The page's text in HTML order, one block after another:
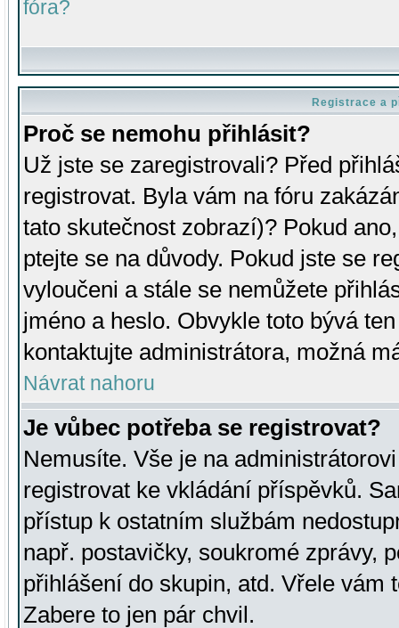
fóra?
Registrace a
Proč se nemohu přihlásit?
Už jste se zaregistrovali? Před
registrovat. Byla vám na fóru
tato skutečnost zobrazí)? Pokud
ptejte se na důvody. Pokud jste se
vyloučeni a stále se nemůžete
jméno a heslo. Obvykle toto bývá
kontaktujte administrátora, možná
Návrat nahoru
Je vůbec potřeba se registrovat?
Nemusíte. Vše je na
registrovat ke vkládání příspěvků.
přístup k ostatním službám
např. postavičky, soukromé zprávy,
přihlášení do skupin, atd. Vřele vám
Zabere to jen pár chvil.